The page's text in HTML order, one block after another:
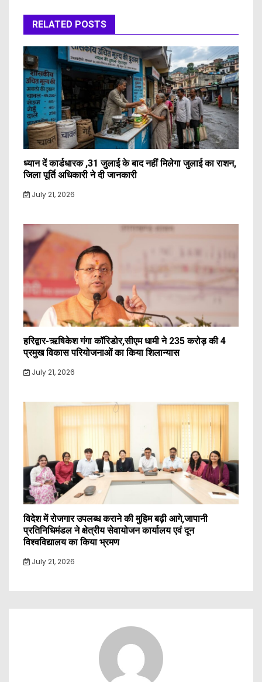
RELATED POSTS
ध्यान दें कार्डधारक ,31 जुलाई के बाद नहीं मिलेगा जुलाई का राशन,
जिला पूर्ति अधिकारी ने दी जानकारी
July 21, 2026
हरिद्वार-ऋषिकेश गंगा कॉरिडोर,सीएम धामी ने 235 करोड़ की 4
प्रमुख विकास परियोजनाओं का किया शिलान्यास
July 21, 2026
विदेश में रोजगार उपलब्ध कराने की मुहिम बढ़ी आगे,जापानी
प्रतिनिधिमंडल ने क्षेत्रीय सेवायोजन कार्यालय एवं दून
विश्वविद्यालय का किया भ्रमण
July 21, 2026